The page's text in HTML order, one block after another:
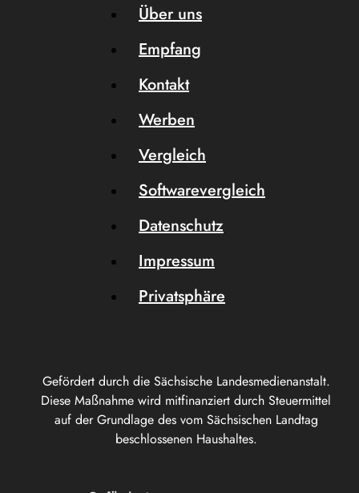
Gefördert durch die Sächsische Landesmedienanstalt.
Diese Maßnahme wird mitfinanziert durch Steuermittel
auf der Grundlage des vom Sächsischen Landtag
beschlossenen Haushaltes.
Über uns
Empfang
Kontakt
Werben
Vergleich
Softwarevergleich
Datenschutz
Impressum
Privatsphäre